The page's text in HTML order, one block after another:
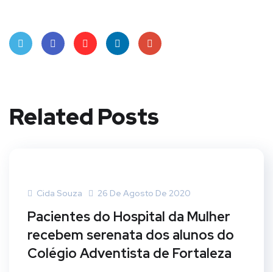
t
Plus
Related Posts
Cida Souza 26 De Agosto De 2020
Pacientes do Hospital da Mulher
recebem serenata dos alunos do
Colégio Adventista de Fortaleza